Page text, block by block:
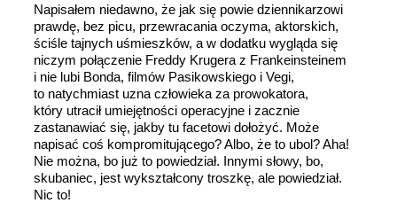
Napisałem niedawno, że jak się powie dziennikarzowi
prawdę, bez picu, przewracania oczyma, aktorskich,
ściśle tajnych uśmieszków, a w dodatku wygląda się
niczym połączenie Freddy Krugera z Frankeinsteinem
i nie lubi Bonda, filmów Pasikowskiego i Vegi,
to natychmiast uzna człowieka za prowokatora,
który utracił umiejętności operacyjne i zacznie
zastanawiać się, jakby tu facetowi dołożyć. Może
napisać coś kompromitującego? Albo, że to ubol? Aha!
Nie można, bo już to powiedział. Innymi słowy, bo,
skubaniec, jest wykształcony troszkę, ale powiedział.
Nic to!